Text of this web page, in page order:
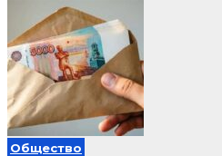
Общество